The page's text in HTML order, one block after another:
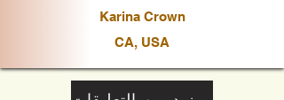
Karina Crown
CA, USA